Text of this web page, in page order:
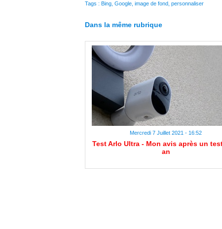
Tags : Bing Google image de fond personnaliser
Dans la même rubrique
Mercredi 7 Juillet 2021 - 16:52
Test Arlo Ultra - Mon avis après un
an